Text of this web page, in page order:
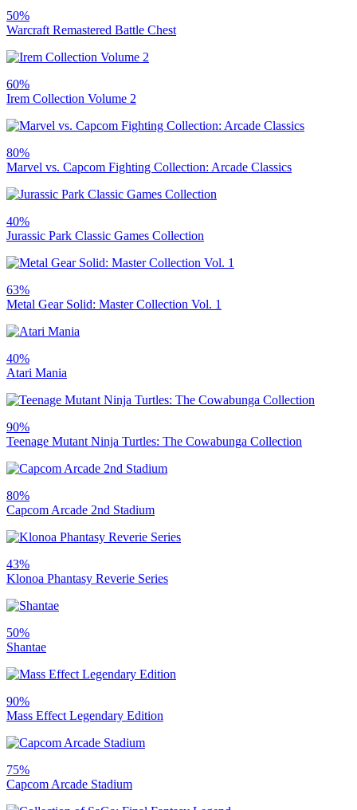
50%
Warcraft Remastered Battle Chest
60%
Irem Collection Volume 2
80%
Marvel vs. Capcom Fighting Collection: Arcade Classics
40%
Jurassic Park Classic Games Collection
63%
Metal Gear Solid: Master Collection Vol. 1
40%
Atari Mania
90%
Teenage Mutant Ninja Turtles: The Cowabunga Collection
80%
Capcom Arcade 2nd Stadium
43%
Klonoa Phantasy Reverie Series
50%
Shantae
90%
Mass Effect Legendary Edition
75%
Capcom Arcade Stadium